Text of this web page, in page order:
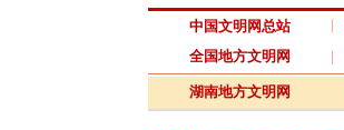
中国文明网总站 要
全国地方文明网
领
湖南地方文明网 湖